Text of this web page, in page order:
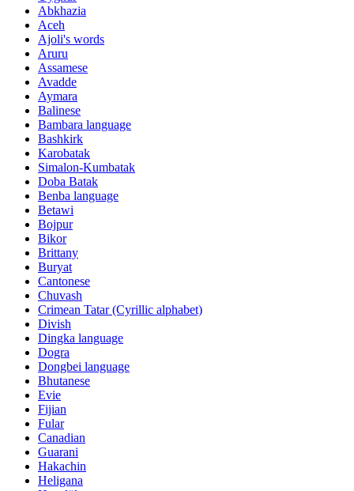
Abkhazia
Aceh
Ajoli's words
Aruru
Assamese
Avadde
Aymara
Balinese
Bambara language
Bashkirk
Karobatak
Simalon-Kumbatak
Doba Batak
Benba language
Betawi
Bojpur
Bikor
Brittany
Buryat
Cantonese
Chuvash
Crimean Tatar (Cyrillic alphabet)
Divish
Dingka language
Dogra
Dongbei language
Bhutanese
Evie
Fijian
Fular
Canadian
Guarani
Hakachin
Heligana